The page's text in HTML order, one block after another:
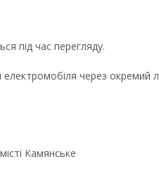
під час перегляду.
через окремий
Камянське